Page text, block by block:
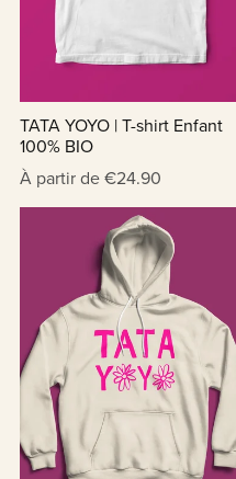
TATA YOYO | T-shirt Enfant
100% BIO
À partir de €24.90